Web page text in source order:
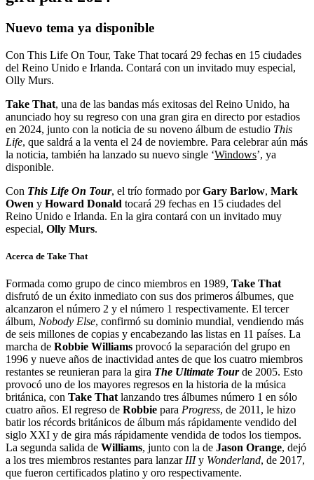
Nuevo tema ya disponible
Con This Life On Tour, Take That tocará 29 fechas en 15 ciudades
del Reino Unido e Irlanda. Contará con un invitado muy especial,
Olly Murs.
Take That, una de las bandas más exitosas del Reino Unido, ha
anunciado hoy su regreso con una gran gira en directo por estadios
en 2024, junto con la noticia de su noveno álbum de estudio This
Life, que saldrá a la venta el 24 de noviembre. Para celebrar aún más
la noticia, también ha lanzado su nuevo single ‘Windows’, ya
disponible.
Con This Life On Tour, el trío formado porGary Barlow, Mark
Owen y Howard Donald tocará 29 fechas en 15 ciudades del
Reino Unido e Irlanda. En la gira contará con un invitado muy
especial, Olly Murs.
Acerca de Take That
Formada como grupo de cinco miembros en 1989, Take That
disfrutó de un éxito inmediato con sus dos primeros álbumes, que
alcanzaron el número 2 y el número 1 respectivamente. El tercer
álbum, Nobody Else, confirmó su dominio mundial, vendiendo más
de seis millones de copias y encabezando las listas en 11 países. La
marcha de Robbie Williams provocó la separación del grupo en
1996 y nueve años de inactividad antes de que los cuatro miembros
restantes se reunieran para la gira The Ultimate Tourde 2005. Esto
provocó uno de los mayores regresos en la historia de la música
británica, con Take That lanzando tres álbumes número 1 en sólo
cuatro años. El regreso de Robbie para Progress, de 2011, le hizo
batir los récords británicos de álbum más rápidamente vendido del
siglo XXI y de gira más rápidamente vendida de todos los tiempos.
La segunda salida de Williams, junto con la de Jason Orange, dejó
a los tres miembros restantes para lanzar IIIy Wonderland, de 2017,
que fueron certificados platino y oro respectivamente.